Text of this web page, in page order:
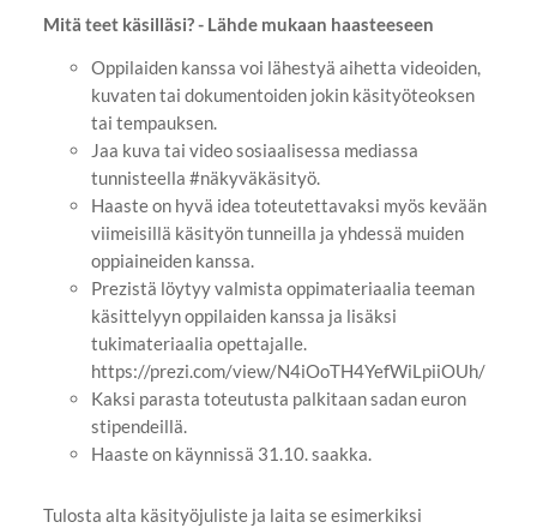
Mitä teet käsilläsi? - Lähde mukaan haasteeseen
Oppilaiden kanssa voi lähestyä aihetta videoiden,
kuvaten tai dokumentoiden jokin käsityöteoksen
tai tempauksen.
Jaa kuva tai video sosiaalisessa mediassa
tunnisteella #näkyväkäsityö.
Haaste on hyvä idea toteutettavaksi myös kevään
viimeisillä käsityön tunneilla ja yhdessä muiden
oppiaineiden kanssa.
Prezistä löytyy valmista oppimateriaalia teeman
käsittelyyn oppilaiden kanssa ja lisäksi
tukimateriaalia opettajalle.
https://prezi.com/view/N4iOoTH4YefWiLpiiOUh/
Kaksi parasta toteutusta palkitaan sadan euron
stipendeillä.
Haaste on käynnissä 31.10. saakka.
Tulosta alta käsityöjuliste ja laita se esimerkiksi